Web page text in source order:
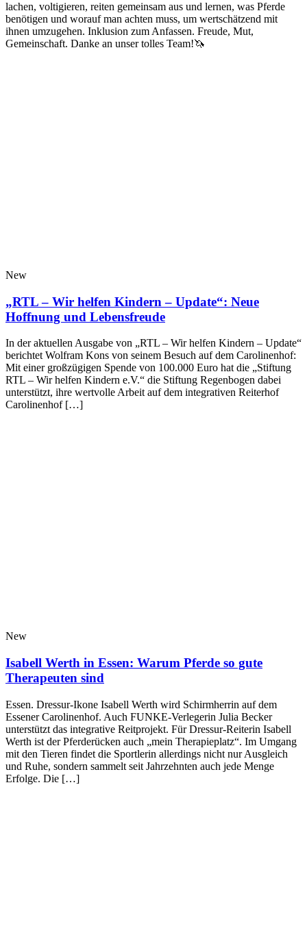
lachen, voltigieren, reiten gemeinsam aus und lernen, was Pferde
benötigen und worauf man achten muss, um wertschätzend mit
ihnen umzugehen. Inklusion zum Anfassen. Freude, Mut,
Gemeinschaft. Danke an unser tolles Team!🦄
New
„RTL – Wir helfen Kindern – Update“: Neue
Hoffnung und Lebensfreude
In der aktuellen Ausgabe von „RTL – Wir helfen Kindern – Update“
berichtet Wolfram Kons von seinem Besuch auf dem Carolinenhof:
Mit einer großzügigen Spende von 100.000 Euro hat die „Stiftung
RTL – Wir helfen Kindern e.V.“ die Stiftung Regenbogen dabei
unterstützt, ihre wertvolle Arbeit auf dem integrativen Reiterhof
Carolinenhof […]
New
Isabell Werth in Essen: Warum Pferde so gute
Therapeuten sind
Essen. Dressur-Ikone Isabell Werth wird Schirmherrin auf dem
Essener Carolinenhof. Auch FUNKE-Verlegerin Julia Becker
unterstützt das integrative Reitprojekt. Für Dressur-Reiterin Isabell
Werth ist der Pferderücken auch „mein Therapieplatz“. Im Umgang
mit den Tieren findet die Sportlerin allerdings nicht nur Ausgleich
und Ruhe, sondern sammelt seit Jahrzehnten auch jede Menge
Erfolge. Die […]